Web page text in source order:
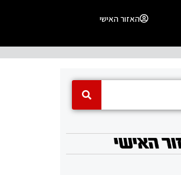
האזור האישי